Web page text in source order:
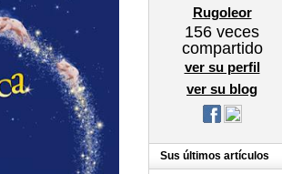
Rugoleor
156 veces
compartido
ver su perfil
ver su blog
Sus últimos artículos